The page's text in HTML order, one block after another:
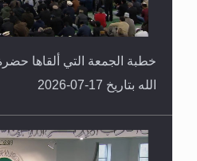
خطبة الجمعة التي ألقاها حضرة
الله بتاريخ 17-07-2026